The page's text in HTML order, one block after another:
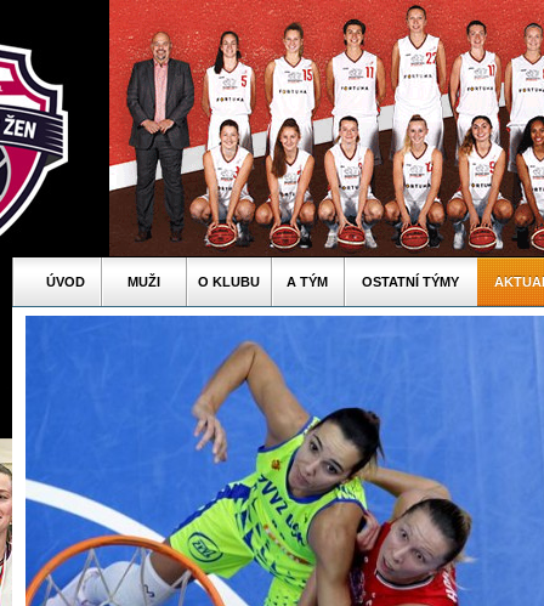
ÚVOD MUŽI O KLUBU A TÝM OSTATNÍ TÝMY